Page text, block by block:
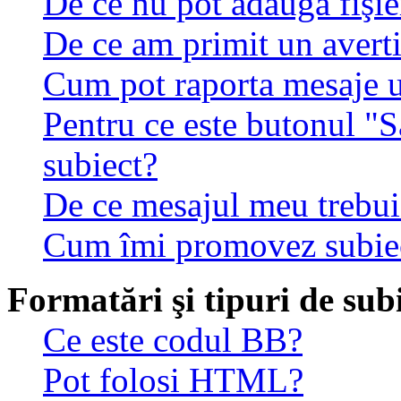
De ce am primit un
Cum pot raporta mesaje
Pentru ce este butonul
subiect?
De ce mesajul meu
Cum îmi promovez
Formatări şi tipuri de
Ce este codul BB?
Pot folosi HTML?